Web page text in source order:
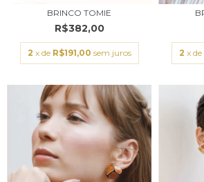
BRINCO TOMIE
R$382,00
2 x de R$191,00 sem juros 2 x de